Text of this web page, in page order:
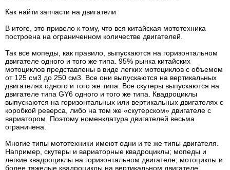
Как найти запчасти на двигатели
В итоге, это привело к тому, что вся китайская мототехника
построена на ограниченном количестве двигателей.
Так все мопеды, как правило, выпускаются на горизонтальном
двигателе одного и того же типа. 95% рынка китайских
мотоциклов представлены в виде легких мотоциклов с объемом
от 125 см3 до 250 см3. Все они выпускаются на вертикальных
двигателях одного и того же типа. Все скутеры выпускаются на
двигателе типа GY6 одного и того же типа. Квадроциклы
выпускаются на горизонтальных или вертикальных двигателях с
коробкой реверса, либо на том же «скутерском» двигателе с
вариатором. Поэтому номенклатура двигателей весьма
ограничена.
Многие типы мототехники имеют одни и те же типы двигателя.
Например, скутеры и вариаторные квадроциклы; мопеды и
легкие квадроциклы на горизонтальном двигателе; мотоциклы и
более тяжелые квадроциклы на вертикальном двигателе.